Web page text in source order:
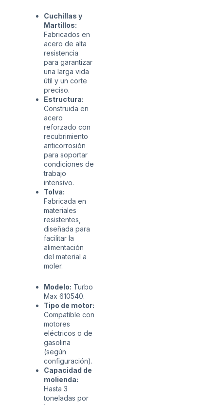
Cuchillas y
Martillos:
Fabricados en
acero de alta
resistencia
para garantizar
una larga vida
útil y un corte
preciso.
Estructura:
Construida en
acero
reforzado con
recubrimiento
anticorrosión
para soportar
condiciones de
trabajo
intensivo.
Tolva:
Fabricada en
materiales
resistentes,
diseñada para
facilitar la
alimentación
del material a
moler.
Modelo: Turbo
Max 610540.
Tipo de motor:
Compatible con
motores
eléctricos o de
gasolina
(según
configuración).
Capacidad de
molienda:
Hasta 3
toneladas por